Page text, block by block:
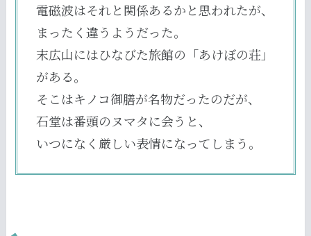
電磁波はそれと関係あるかと思われたが、
まったく違うようだった。
末広山にはひなびた旅館の「あけぼの荘」
がある。
そこはキノコ御膳が名物だったのだが、
石堂は番頭のヌマタに会うと、
いつになく厳しい表情になってしまう。